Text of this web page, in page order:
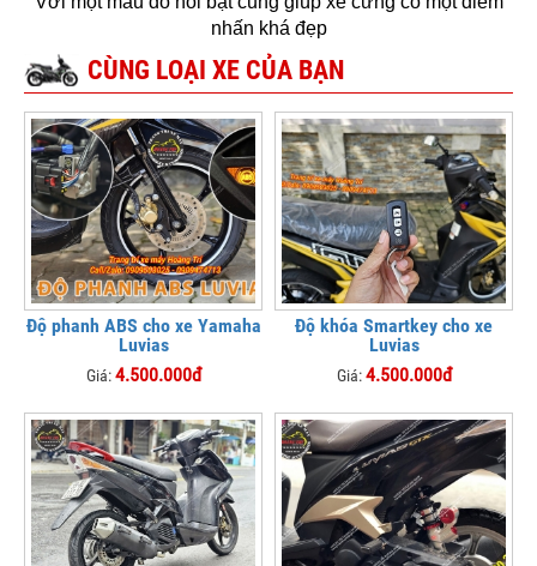
nhấn khá đẹp
CÙNG LOẠI XE CỦA BẠN
Độ phanh ABS cho xe Yamaha
Luvias
Giá:4.500.000đ
Độ khóa Smartkey cho xe
Luvias
Giá:4.500.000đ